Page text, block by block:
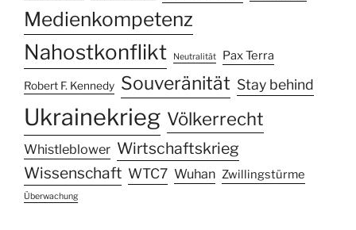
Medienkompetenz
Nahostkonflikt Neutralität Pax Terra
Robert F. Kennedy Souveränität Stay behind
Ukrainekrieg Völkerrecht
Whistleblower Wirtschaftskrieg
Wissenschaft WTC7 Wuhan Zwillingstürme
Überwachung